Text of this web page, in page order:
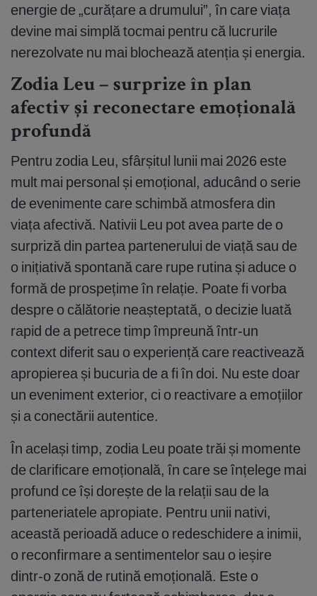
energie de „curățare a drumului”, în care viața
devine mai simplă tocmai pentru că lucrurile
nerezolvate nu mai blochează atenția și energia.
Zodia Leu – surprize în plan
afectiv și reconectare emoțională
profundă
Pentru zodia Leu, sfârșitul lunii mai 2026 este
mult mai personal și emoțional, aducând o serie
de evenimente care schimbă atmosfera din
viața afectivă. Nativii Leu pot avea parte de o
surpriză din partea partenerului de viață sau de
o inițiativă spontană care rupe rutina și aduce o
formă de prospețime în relație. Poate fi vorba
despre o călătorie neașteptată, o decizie luată
rapid de a petrece timp împreună într-un
context diferit sau o experiență care reactivează
apropierea și bucuria de a fi în doi. Nu este doar
un eveniment exterior, ci o reactivare a emoțiilor
și a conectării autentice.
În același timp, zodia Leu poate trăi și momente
de clarificare emoțională, în care se înțelege mai
profund ce își dorește de la relații sau de la
parteneriatele apropiate. Pentru unii nativi,
această perioadă aduce o redeschidere a inimii,
o reconfirmare a sentimentelor sau o ieșire
dintr-o zonă de rutină emoțională. Este o